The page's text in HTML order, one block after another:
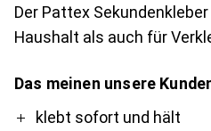
Der Pattex
Haushalt als auch für
Das meinen unsere
Proklebt sofort und hält
Contra